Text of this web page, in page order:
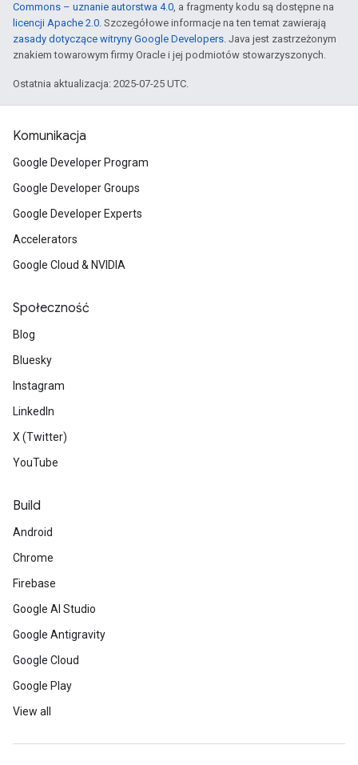
Commons – uznanie autorstwa 4.0, a fragmenty kodu są dostępne na
licencji Apache 2.0. Szczegółowe informacje na ten temat zawierają
zasady dotyczące witryny Google Developers. Java jest zastrzeżonym
znakiem towarowym firmy Oracle i jej podmiotów stowarzyszonych.
Ostatnia aktualizacja: 2025-07-25 UTC.
Komunikacja
Google Developer Program
Google Developer Groups
Google Developer Experts
Accelerators
Google Cloud & NVIDIA
Społeczność
Blog
Bluesky
Instagram
LinkedIn
X (Twitter)
YouTube
Build
Android
Chrome
Firebase
Google AI Studio
Google Antigravity
Google Cloud
Google Play
View all